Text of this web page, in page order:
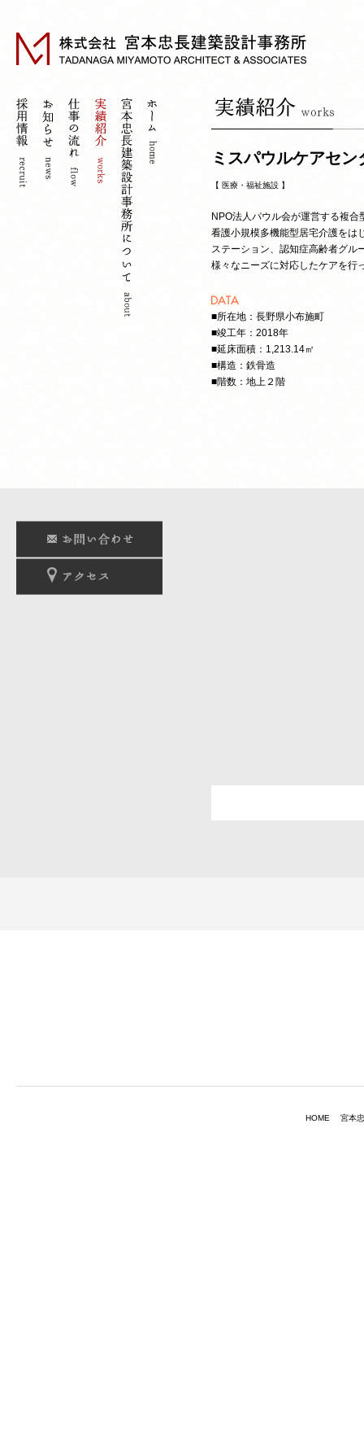
ミスパウルケアセン
【 医療・福祉施設 】
NPO法人パウル会が運営する複合
看護小規模多機能型居宅介護をは
ステーション、認知症高齢者グル
様々なニーズに対応したケアを行
■所在地：長野県小布施町
■竣工年：2018年
■延床面積：1,213.14㎡
■構造：鉄骨造
■階数：地上２階
HOME 宮本